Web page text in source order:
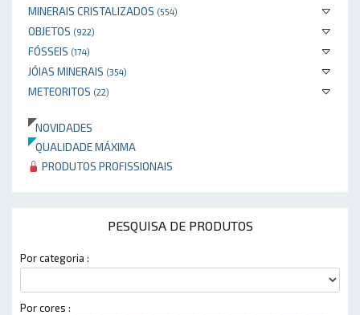
MINERAIS CRISTALIZADOS (554)
OBJETOS (922)
FÓSSEIS (174)
JÓIAS MINERAIS (354)
METEORITOS (22)
NOVIDADES
QUALIDADE MÁXIMA
PRODUTOS PROFISSIONAIS
PESQUISA DE PRODUTOS
Por categoria :
Por cores :